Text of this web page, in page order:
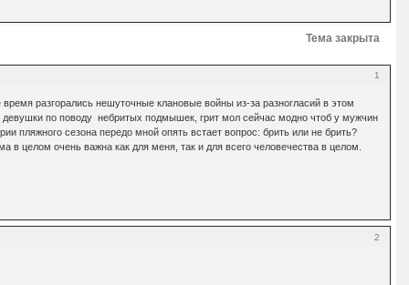
Тема закрыта
1
разгорались нешуточные клановые войны из-за разногласий в этом
по поводу небритых подмышек, грит мол сейчас модно чтоб у мужчин
пляжного сезона передо мной опять встает вопрос: брить или не брить?
в целом очень важна как для меня, так и для всего человечества в целом.
2